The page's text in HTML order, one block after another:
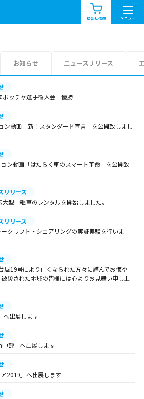
問合せ依頼 メニュー
お知らせ一覧
エリア情報を見る
お知らせ ニュースリリース
ッチャ選手権大会 優勝
ン動画「新！スタンダード宣言」を公開致しまし
ン動画「はたらく車のスマート革命」を公開致
リリース
型中継車のレンタルを開始しました。
リリース
クリフト・シェアリングの実証実験を行いま
風19号により亡くなられた方々に謹んでお悔や
災された地域の皆様には心よりお見舞い申し上
へ出展します
中部」へ出展します
ア2019」へ出展します